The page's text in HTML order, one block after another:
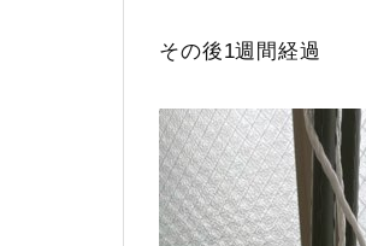
その後1週間経過